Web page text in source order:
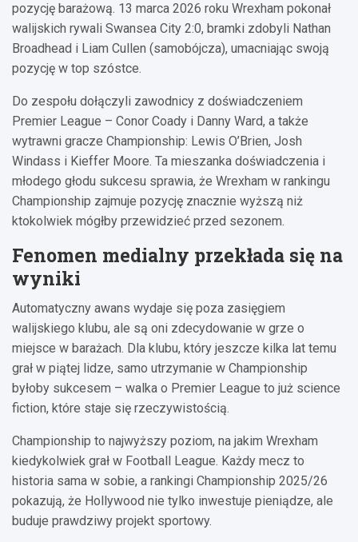
pozycję barażową. 13 marca 2026 roku Wrexham pokonał
walijskich rywali Swansea City 2:0, bramki zdobyli Nathan
Broadhead i Liam Cullen (samobójcza), umacniając swoją
pozycję w top szóstce.
Do zespołu dołączyli zawodnicy z doświadczeniem
Premier League – Conor Coady i Danny Ward, a także
wytrawni gracze Championship: Lewis O’Brien, Josh
Windass i Kieffer Moore. Ta mieszanka doświadczenia i
młodego głodu sukcesu sprawia, że Wrexham w rankingu
Championship zajmuje pozycję znacznie wyższą niż
ktokolwiek mógłby przewidzieć przed sezonem.
Fenomen medialny przekłada się na
wyniki
Automatyczny awans wydaje się poza zasięgiem
walijskiego klubu, ale są oni zdecydowanie w grze o
miejsce w barażach. Dla klubu, który jeszcze kilka lat temu
grał w piątej lidze, samo utrzymanie w Championship
byłoby sukcesem – walka o Premier League to już science
fiction, które staje się rzeczywistością.
Championship to najwyższy poziom, na jakim Wrexham
kiedykolwiek grał w Football League. Każdy mecz to
historia sama w sobie, a rankingi Championship 2025/26
pokazują, że Hollywood nie tylko inwestuje pieniądze, ale
buduje prawdziwy projekt sportowy.